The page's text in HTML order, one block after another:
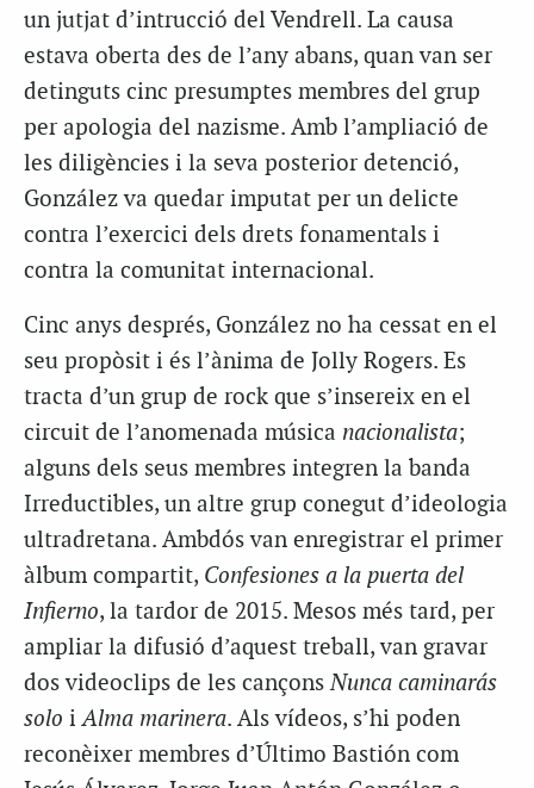
un jutjat d’intrucció del Vendrell. La causa
estava oberta des de l’any abans, quan van ser
detinguts cinc presumptes membres del grup
per apologia del nazisme. Amb l’ampliació de
les diligències i la seva posterior detenció,
González va quedar imputat per un delicte
contra l’exercici dels drets fonamentals i
contra la comunitat internacional.
Cinc anys després, González no ha cessat en el
seu propòsit i és l’ànima de Jolly Rogers. Es
tracta d’un grup de rock que s’insereix en el
circuit de l’anomenada música nacionalista;
alguns dels seus membres integren la banda
Irreductibles, un altre grup conegut d’ideologia
ultradretana. Ambdós van enregistrar el primer
àlbum compartit, Confesiones a la puerta del
Infierno, la tardor de 2015. Mesos més tard, per
ampliar la difusió d’aquest treball, van gravar
dos videoclips de les cançonsNunca caminarás
solo iAlma marinera. Als vídeos, s’hi poden
reconèixer membres d’Último Bastión com